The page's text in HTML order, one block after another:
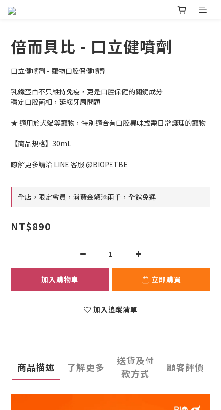
倍而貝比 - 口立健噴劑
口立健噴劑 - 寵物口腔保健噴劑
乳鐵蛋白不只維持免疫，更是口腔保健的關鍵成分
穩定口腔菌相，延緩牙周問題
★ 適用於犬貓等寵物，特別適合有口腔異味或需日常護理的寵物
【商品規格】30mL
瞭解更多請洽 LINE 客服 @BIOPETBE
全店，限定會員，消費金額滿兩千，全館免運
NT$890
加入購物車 立即購買
加入追蹤清單
商品描述 了解更多
送貨及付
款方式
顧客評價